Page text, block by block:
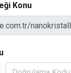
Konu